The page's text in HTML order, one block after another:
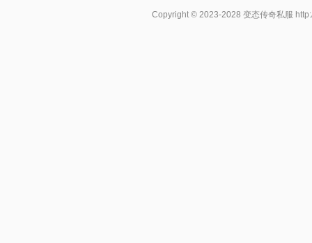
Copyright © 2023-2028变态传奇私服